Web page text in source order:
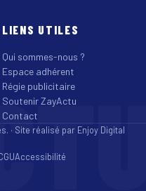
LIENS UTILES
Qui sommes-nous ?
Espace adhérent
Régie publicitaire
Soutenir ZayActu
Contact
· Site réalisé par Enjoy Digital
Accessibilité